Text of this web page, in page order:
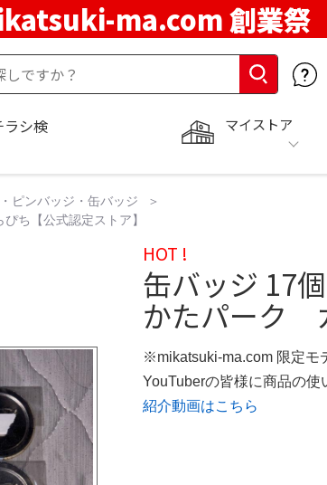
ma.com 創業祭
マイストア
ラシ検
ピンバッジ・缶バッジ
【公式認定ストア】
HOT !
缶バッジ 17
かたパーク
※mikatsuki-ma.com 限定モ
YouTuberの皆様に商品の
紹介動画はこちら